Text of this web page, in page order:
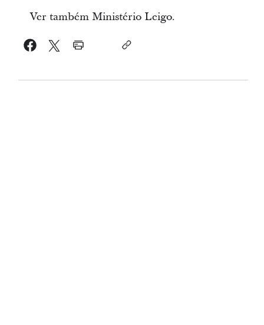
Ver também Ministério Leigo.